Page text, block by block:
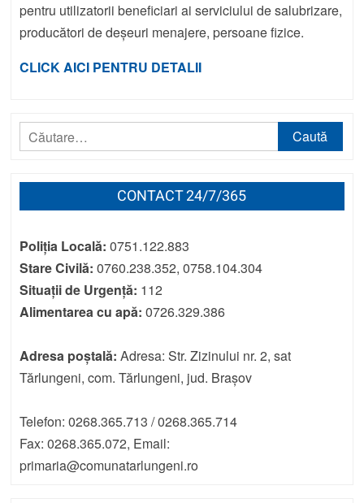
pentru utilizatorii beneficiari ai serviciului de salubrizare,
producători de deșeuri menajere, persoane fizice.
CLICK AICI PENTRU DETALII
Caută
după:
CONTACT 24/7/365
Poliția Locală: 0751.122.883
Stare Civilă: 0760.238.352, 0758.104.304
Situații de Urgență: 112
Alimentarea cu apă: 0726.329.386
Adresa poștală: Adresa: Str. Zizinului nr. 2, sat
Tărlungeni, com. Tărlungeni, jud. Brașov
Telefon: 0268.365.713 / 0268.365.714
Fax: 0268.365.072, Email:
primaria@comunatarlungeni.ro